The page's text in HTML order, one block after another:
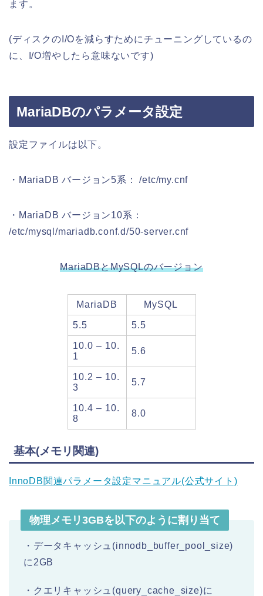
ます。
(ディスクのI/Oを減らすためにチューニングしているの
に、I/O増やしたら意味ないです)
MariaDBのパラメータ設定
設定ファイルは以下。
・MariaDB バージョン5系： /etc/my.cnf
・MariaDB バージョン10系：
/etc/mysql/mariadb.conf.d/50-server.cnf
MariaDBとMySQLのバージョン
MariaDB MySQL
5.5 5.5
10.0 – 10.
1
5.6
10.2 – 10.
3
5.7
10.4 – 10.
8
8.0
基本(メモリ関連)
InnoDB関連パラメータ設定マニュアル(公式サイト)
物理メモリ3GBを以下のように割り当て
・データキャッシュ(innodb_buffer_pool_size)
に2GB
・クエリキャッシュ(query_cache_size)に